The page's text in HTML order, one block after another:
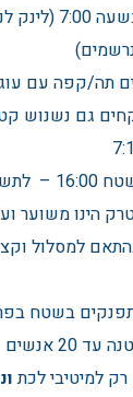
* שעת המפגש בשעה
תה/קפה עם
גם נשנוש
–
הינו משוער
למסלול
בשטח
אנשים
למיטיבי לכת